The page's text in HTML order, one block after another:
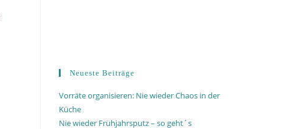
Neueste Beiträge
Vorräte organisieren: Nie wieder Chaos in der
Küche
Nie wieder Frühjahrsputz – so geht´s